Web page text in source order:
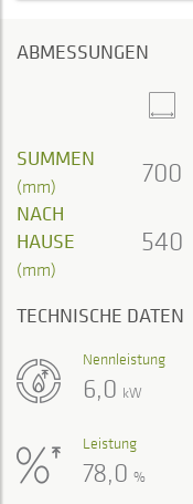
ABMESSUNGEN
SUMMEN
(mm) 700
NACH
HAUSE
(mm)
540
TECHNISCHE DATEN
Nennleistung
6,0 kW
Leistung
78,0 %